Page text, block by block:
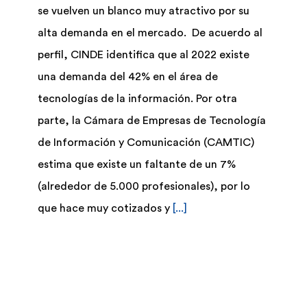
se vuelven un blanco muy atractivo por su
alta demanda en el mercado. De acuerdo al
perfil, CINDE identifica que al 2022 existe
una demanda del 42% en el área de
tecnologías de la información. Por otra
parte, la Cámara de Empresas de Tecnología
de Información y Comunicación (CAMTIC)
estima que existe un faltante de un 7%
(alrededor de 5.000 profesionales), por lo
que hace muy cotizados y [...]